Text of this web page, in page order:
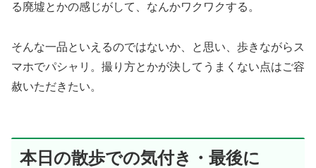
る廃墟とかの感じがして、なんかワクワクする。
そんな一品といえるのではないか、と思い、歩きながらス
マホでパシャリ。撮り方とかが決してうまくない点はご容
赦いただきたい。
本日の散歩での気付き・最後に